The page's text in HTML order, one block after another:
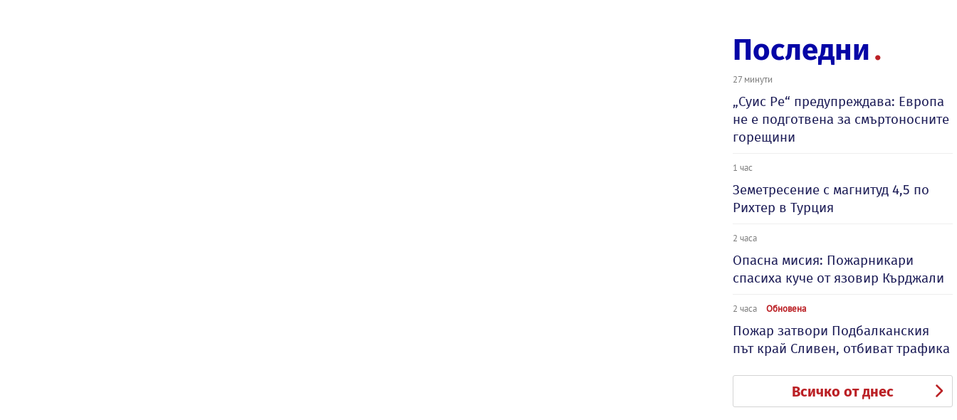
Последни
27 минути
„Суис Ре“ предупреждава: Европа
не е подготвена за смъртоносните
горещини
1 час
Земетресение с магнитуд 4,5 по
Рихтер в Турция
2 часа
Опасна мисия: Пожарникари
спасиха куче от язовир Кърджали
2 часа Обновена
Пожар затвори Подбалканския
път край Сливен, отбиват трафика
Всичко от днес